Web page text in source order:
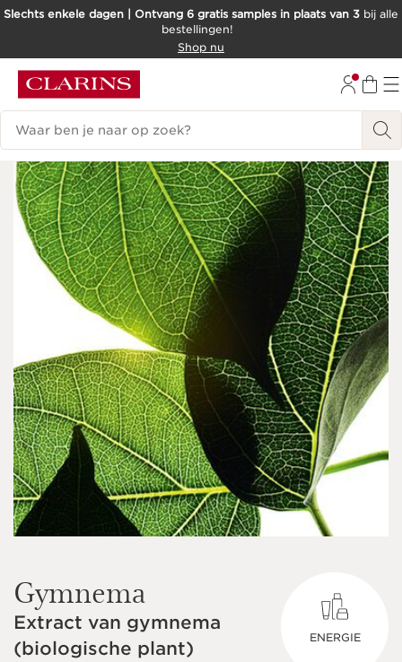
DOORGAAN NAAR INHOUD
Slechts enkele dagen | Ontvang 6 gratis samples in plaats van 3 bij alle
bestellingen!
Shop nu
Zoekgeschiedenis
Gymnema
Extract van gymnema
(biologische plant)
ENERGIE